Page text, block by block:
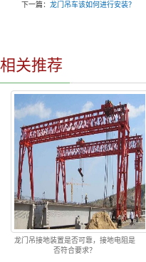
下一篇： 龙门吊车该如何进行安装？
相关推荐
龙门吊接地装置是否可靠，接地电阻是
否符合要求？